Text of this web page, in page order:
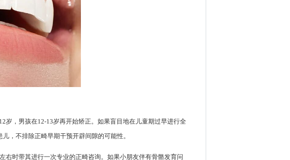
岁，男孩在12-13岁再开始矫正。如果盲目地在儿童期过早进行全
，不排除正畸早期干预开辟间隙的可能性。
右时带其进行一次专业的正畸咨询。如果小朋友伴有骨骼发育问